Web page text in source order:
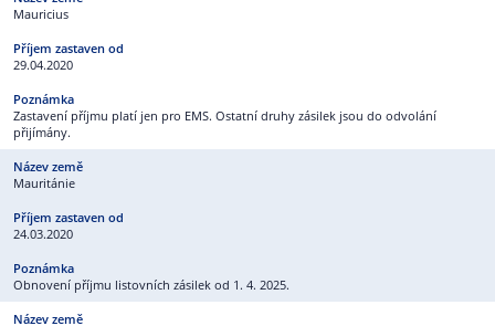
Mauricius
29.04.2020
Zastavení příjmu platí jen pro EMS. Ostatní druhy zásilek jsou do odvolání
přijímány.
Mauritánie
24.03.2020
Obnovení příjmu listovních zásilek od 1. 4. 2025.